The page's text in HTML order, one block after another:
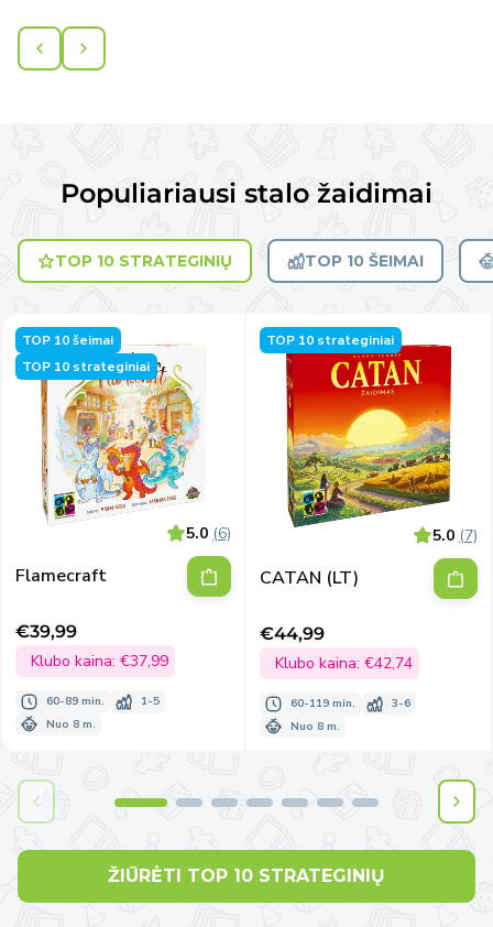
Populiariausi stalo žaidimai
TOP 10 STRATEGINIŲ TOP 10 ŠEIMAI
TOP 10 šeimai
TOP 10 strateginiai
5.0 (6)
Flamecraft
Išpardavimo
kaina
€39,99
Klubo kaina: €37,99
60-89 min.
1-5
Nuo 8 m.
TOP 10 strateginiai
5.0 (7)
CATAN (LT)
Išpardavimo
kaina
€44,99
Klubo kaina: €42,74
60-119 min.
3-6
Nuo 8 m.
ŽIŪRĖTI TOP 10 STRATEGINIŲ